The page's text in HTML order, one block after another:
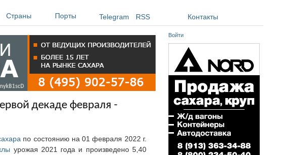
Страны Порты Telegram RSS Контакты
декаде февраля -
по состоянию на 01 февраля 2022 г.
урожая 2021 года и произведено 5,40
Войти